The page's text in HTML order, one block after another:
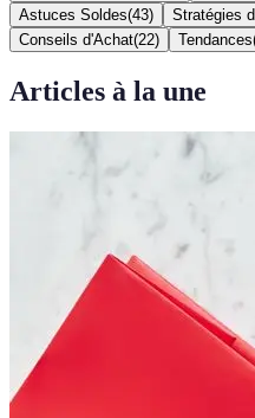
Astuces Soldes(43) Stratégies
Conseils d'Achat(22) Tendances
Articles à la une